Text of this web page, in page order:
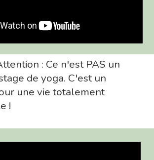
to search or ESC to close
: Ce n'est PAS un
de yoga. C'est un
une vie totalement
!